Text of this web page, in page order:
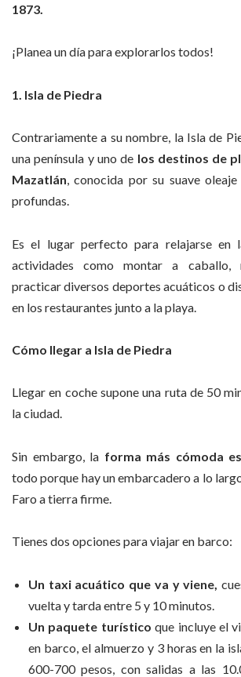
1873.
¡Planea un día para explorarlos todos!
1. Isla de Piedra
Contrariamente a su nombre, la Isla de
una península y uno de los destinos de
Mazatlán, conocida por su suave
profundas.
Es el lugar perfecto para relajarse en
actividades como montar a caballo,
practicar diversos deportes acuáticos o
en los restaurantes junto a la playa.
Cómo llegar a Isla de Piedra
Llegar en coche supone una ruta de 50
la ciudad.
Sin embargo, la forma más cómoda
todo porque hay un embarcadero a lo
Faro a tierra firme.
Tienes dos opciones para viajar en barco:
Un taxi acuático que va y viene,
vuelta y tarda entre 5 y 10 minutos.
Un paquete turístico que incluye el
en barco, el almuerzo y 3 horas en la
600-700 pesos, con salidas a las